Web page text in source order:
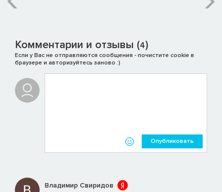
Комментарии и отзывы (4)
Если у Вас не отправляются сообщения - почистите cookie в
браузере и авторизуйтесь заново :)
Опубликовать
Владимир Свиридов